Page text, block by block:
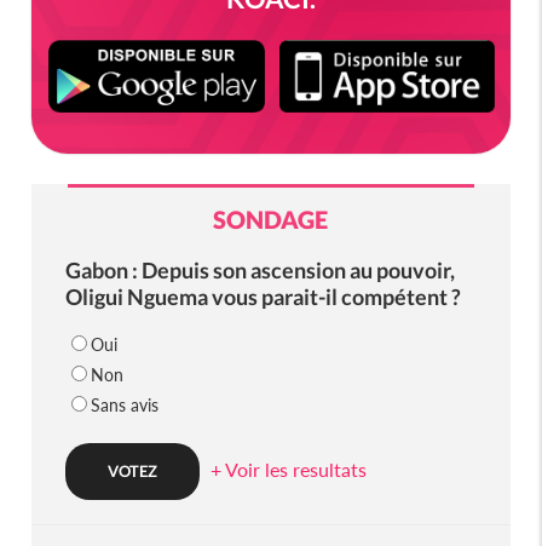
SONDAGE
Gabon : Depuis son ascension au pouvoir,
Oligui Nguema vous parait-il compétent ?
Oui
Non
Sans avis
+ Voir les resultats